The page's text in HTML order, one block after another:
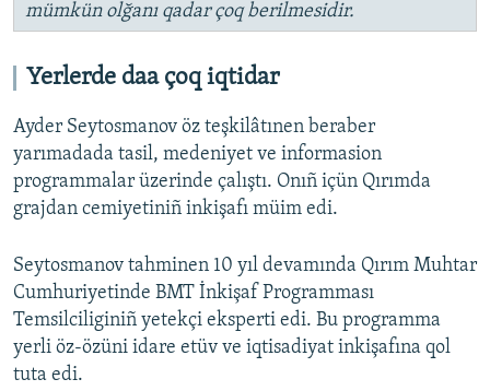
mümkün olğanı qadar çoq berilmesidir.
Yerlerde daa çoq iqtidar
Ayder Seytosmanov öz teşkilâtınen beraber
yarımadada tasil, medeniyet ve informasion
programmalar üzerinde çalıştı. Onıñ içün Qırımda
grajdan cemiyetiniñ inkişafı müim edi.
Seytosmanov tahminen 10 yıl devamında Qırım Muhtar
Cumhuriyetinde BMT İnkişaf Programması
Temsilciliginiñ yetekçi eksperti edi. Bu programma
yerli öz-özüni idare etüv ve iqtisadiyat inkişafına qol
tuta edi.